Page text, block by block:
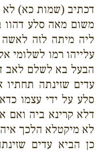
דכתיב (שמות כא) לא
משום מאה סלע דהוו
ליה מיתה לזה לאשה
עלייהו רמו לשלומי
הבעל בא לשלם לאב
עדים שזינתה
סלע על ידי עצמו
דלא קרינא ביה ואם
לא מיקטלא הלכך
כן הביא עדים